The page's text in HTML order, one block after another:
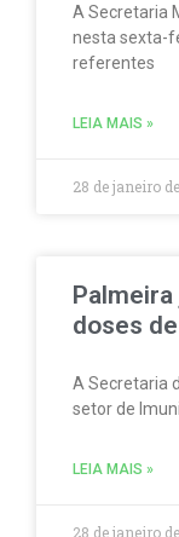
A Secretaria
nesta sexta-
referentes
LEIA MAIS »
28 de janeiro
doses
A Secretaria
setor de
LEIA MAIS »
28 de janeiro